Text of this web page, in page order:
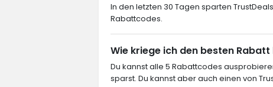
In den letzten 30 Tagen sparten
Rabattcodes.
Wie kriege ich den besten
Du kannst alle 5 Rabattcodes
sparst. Du kannst aber auch einen von